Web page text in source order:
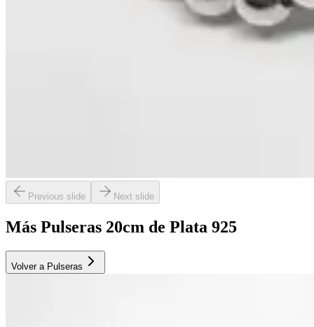
Previous slide Next slide
Más Pulseras 20cm de Plata 925
Volver a Pulseras